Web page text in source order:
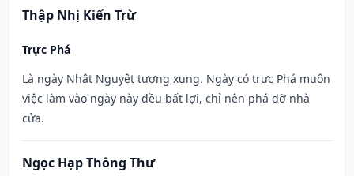
Thập Nhị Kiến Trừ
Trực Phá
Là ngày Nhật Nguyệt tương xung. Ngày có trực Phá muôn
việc làm vào ngày này đều bất lợi, chỉ nên phá dỡ nhà
cửa.
Ngọc Hạp Thông Thư